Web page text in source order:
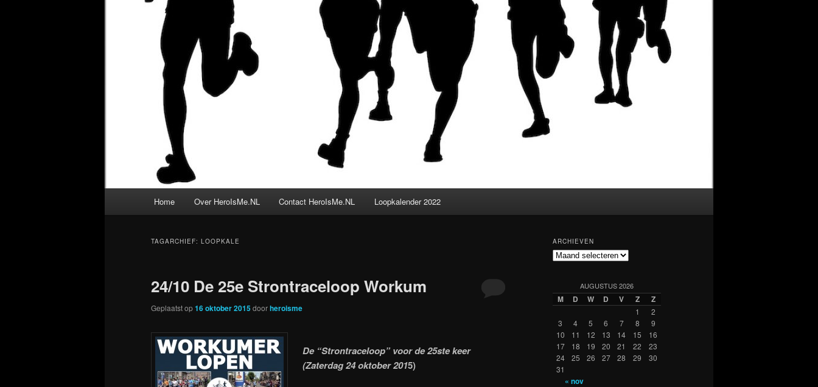
Home Over HeroIsMe.NL Contact HeroIsMe.NL Loopkalender 2022
TAGARCHIEF: LOOPKALE
24/10 De 25e Strontraceloop Workum
Geplaatst op16 oktober 2015doorheroisme
De “Strontraceloop” voor de 25ste keer
(Zaterdag 24 oktober 2015)
ARCHIEVEN
Archieven
AUGUSTUS 2026
M D W D V Z Z
1
2
3
4 5 6 7 8
9
10
11 12 13 14 15
16
17
18 19 20 21 22
23
24
25 26 27 28 29
30
31
« nov